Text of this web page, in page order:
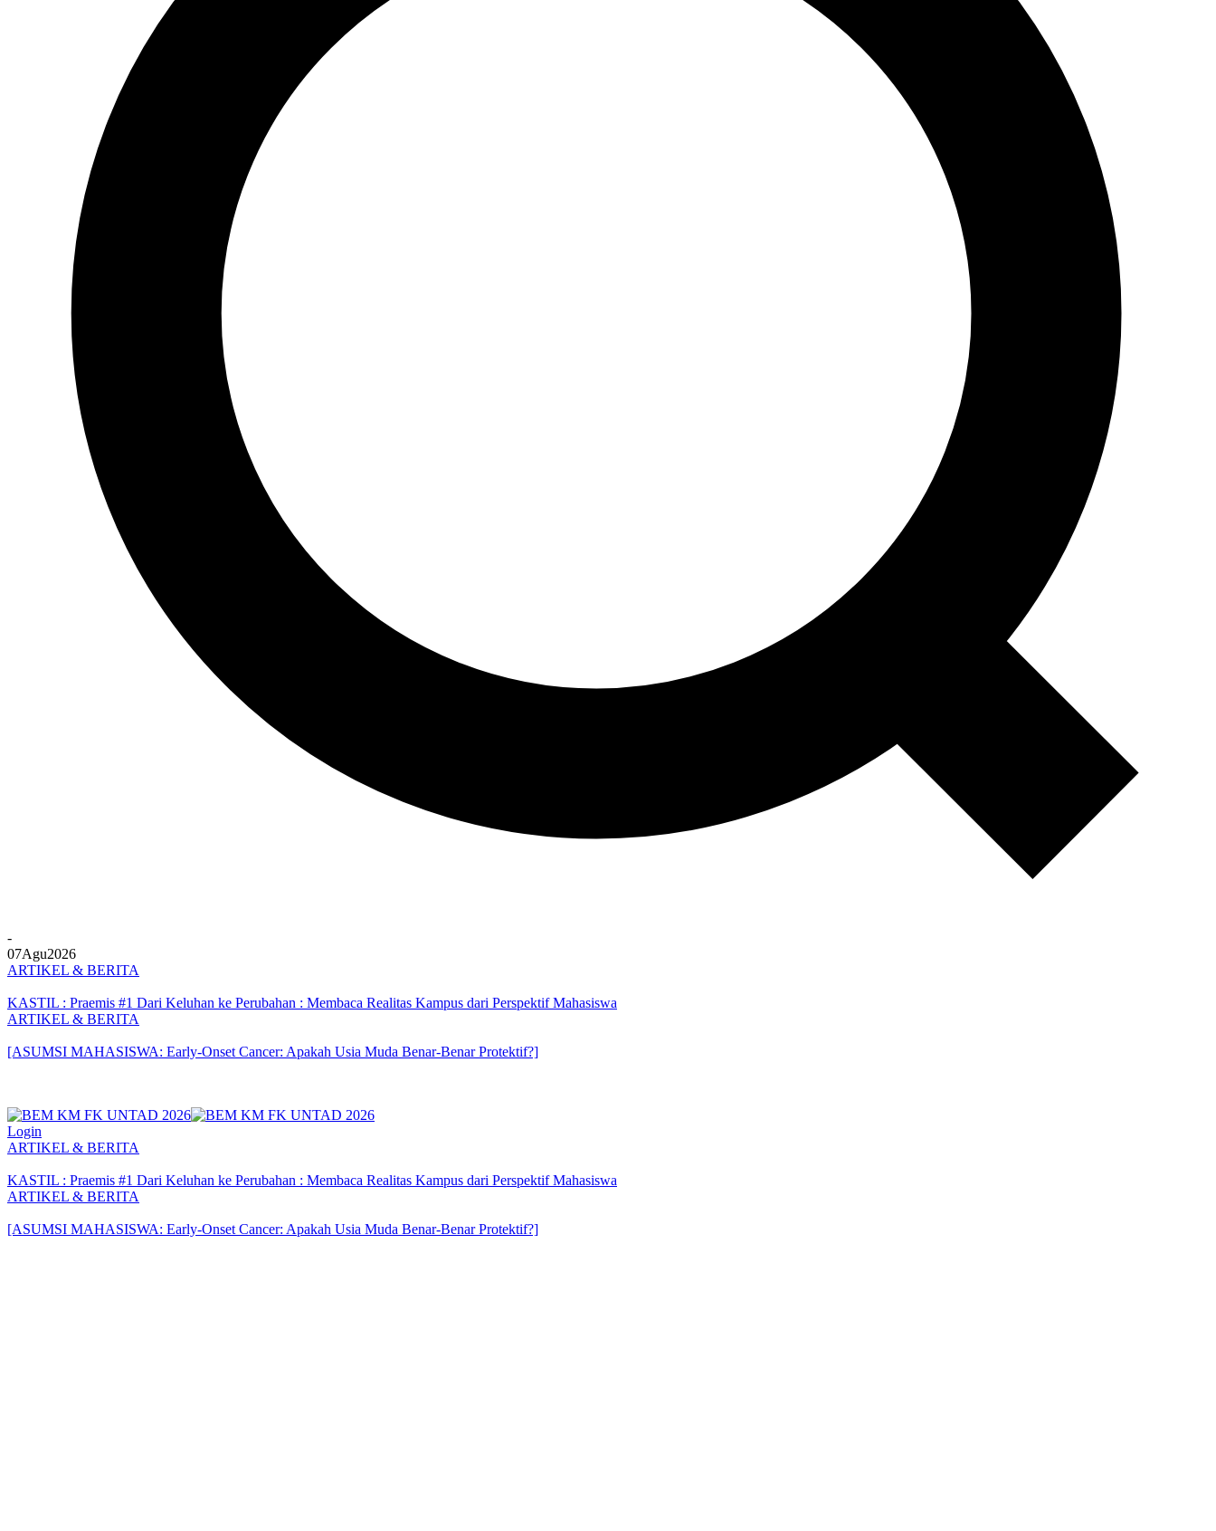
-
07Agu2026
ARTIKEL & BERITA
KASTIL : Praemis #1 Dari Keluhan ke Perubahan : Membaca Realitas Kampus dari Perspektif Mahasiswa
ARTIKEL & BERITA
[ASUMSI MAHASISWA: Early-Onset Cancer: Apakah Usia Muda Benar-Benar Protektif?]
Login
ARTIKEL & BERITA
KASTIL : Praemis #1 Dari Keluhan ke Perubahan : Membaca Realitas Kampus dari Perspektif Mahasiswa
ARTIKEL & BERITA
[ASUMSI MAHASISWA: Early-Onset Cancer: Apakah Usia Muda Benar-Benar Protektif?]